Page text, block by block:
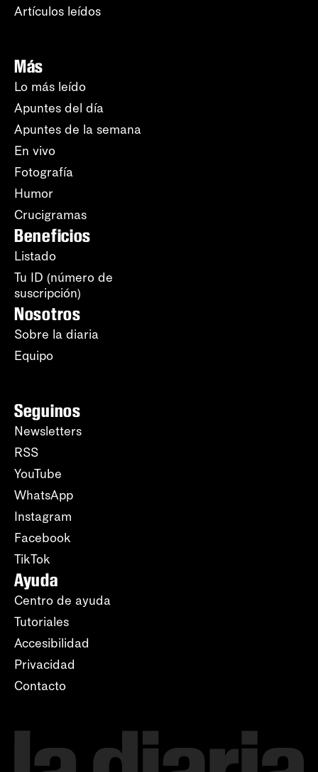
Artículos leídos
Más
Lo más leído
Apuntes del día
Apuntes de la semana
En vivo
Fotografía
Humor
Crucigramas
Beneficios
Listado
Tu ID (número de
suscripción)
Nosotros
Sobre la diaria
Equipo
Seguinos
Newsletters
RSS
YouTube
WhatsApp
Instagram
Facebook
TikTok
Ayuda
Centro de ayuda
Tutoriales
Accesibilidad
Privacidad
Contacto